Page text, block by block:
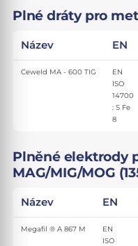
Plné dráty pro
Název EN
Ceweld MA - 600 TIG
EN
ISO
14700
: S Fe
8
Plněné elektrody
MAG/MIG/MOG
Název EN
Megafil ® A 867 M
EN
ISO